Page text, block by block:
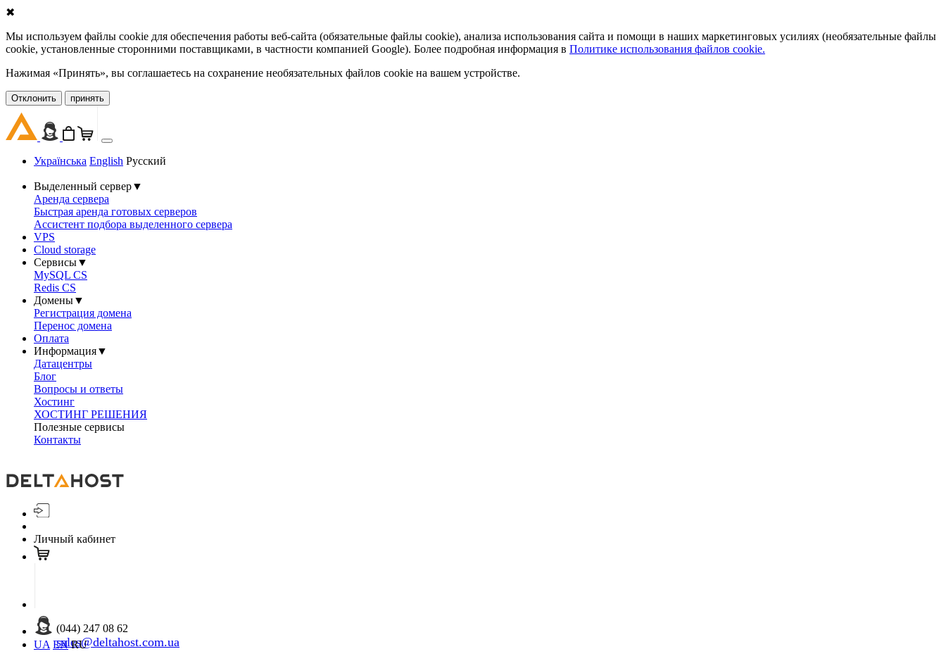
✖
Мы используем файлы cookie для обеспечения работы веб-сайта (обязательные файлы cookie), анализа использования сайта и помощи в наших маркетинговых усилиях (необязательные файлы
cookie, установленные сторонними поставщиками, в частности компанией Google). Более подробная информация в Политике использования файлов cookie.
Нажимая «Принять», вы соглашаетесь на сохранение необязательных файлов cookie на вашем устройстве.
Oтклонить принять
Українська English Русский
Выделенный сервер▼
Аренда сервера
Быстрая аренда готовых серверов
Ассистент подбора выделенного сервера
VPS
Cloud storage
Сервисы▼
MySQL CS
Redis CS
Домены▼
Регистрация домена
Перенос домена
Оплата
Информация▼
Датацентры
Блог
Вопросы и ответы
Хостинг
ХОСТИНГ РЕШЕНИЯ
Полезные сервисы
Контакты
Личный кабинет
(044) 247 08 62
sales@deltahost.com.ua
UA EN RU